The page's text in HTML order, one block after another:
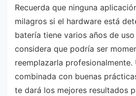
Recuerda que ninguna
milagros si el hardware está
batería tiene varios años de
considera que podría ser
reemplazarla profesionalmente.
combinada con buenas
te dará los mejores resultados